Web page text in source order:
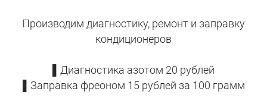
Производим диагностику, ремонт и заправку
кондиционеров
▌Диагностика азотом 20 рублей
▌Заправка фреоном 15 рублей за 100 грамм